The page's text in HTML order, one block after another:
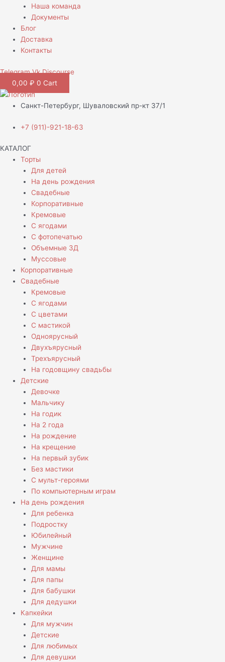
Наша команда
Документы
Блог
Доставка
Контакты
Telegram Vk Discourse
0,00 ₽ 0 Cart
Санкт-Петербург, Шуваловский пр-кт 37/1
+7 (911)-921-18-63
КАТАЛОГ
Торты
Для детей
На день рождения
Свадебные
Корпоративные
Кремовые
С ягодами
С фотопечатью
Объемные 3Д
Муссовые
Корпоративные
Свадебные
Кремовые
С ягодами
С цветами
С мастикой
Одноярусный
Двухъярусный
Трехъярусный
На годовщину свадьбы
Детские
Девочке
Мальчику
На годик
На 2 года
На рождение
На крещение
На первый зубик
Без мастики
С мульт-героями
По компьютерным играм
На день рождения
Для ребенка
Подростку
Юбилейный
Мужчине
Женщине
Для мамы
Для папы
Для бабушки
Для дедушки
Капкейки
Для мужчин
Детские
Для любимых
Для девушки